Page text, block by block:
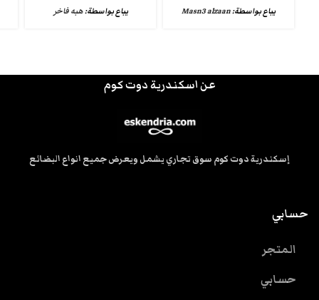
يباع بواسطة:Masn3 alzaan
يباع بواسطة:هبه فاخر
عن اسكندرية دوت كوم
إسكندرية دوت كوم سوق تجاري يشمل ويعرض جميع انواع البضائع
حسابي
المتجر
حسابي